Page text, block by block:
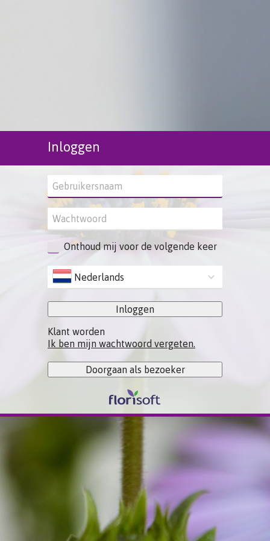
Inloggen
Onthoud mij voor de volgende keer
Nederlands
Inloggen
Klant worden
Ik ben mijn wachtwoord vergeten.
Doorgaan als bezoeker